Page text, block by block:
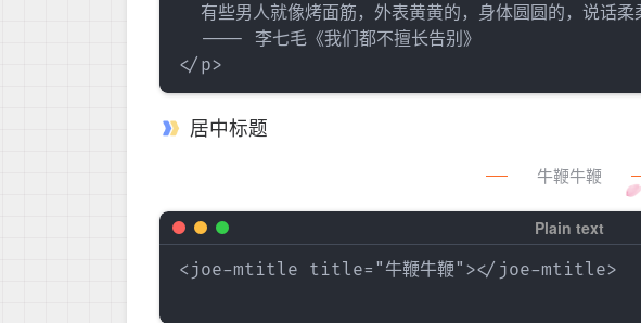
有些男人就像烤面筋，外表黄黄的，身体圆圆的，说话
  ---- 李七毛《我们都不擅长告别》
居中标题
牛鞭牛鞭
<joe-mtitle title="牛鞭牛鞭"></joe-mtitle>